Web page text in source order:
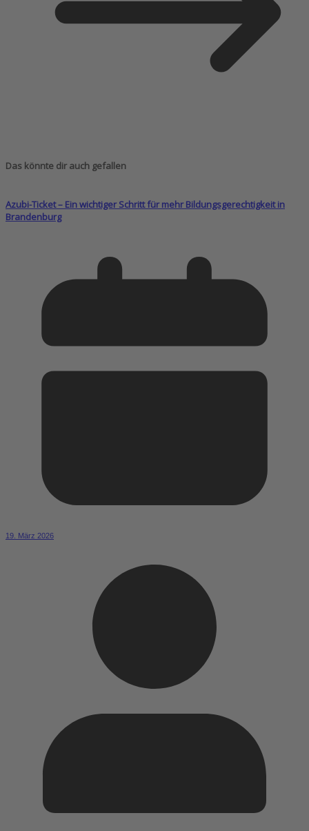
Das könnte dir auch gefallen
Azubi-Ticket – Ein wichtiger Schritt für mehr Bildungsgerechtigkeit in
Brandenburg
19. März 2026